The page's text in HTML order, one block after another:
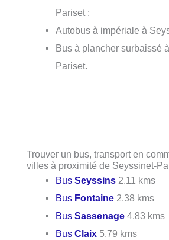
Pariset ;
Autobus à impériale à
Bus à plancher surbaissé
Pariset.
Trouver un bus, transport en
villes à proximité de Seyssinet-
BusSeyssins 2.11 kms
Bus Fontaine 2.38 kms
BusSassenage 4.83 kms
BusClaix 5.79 kms